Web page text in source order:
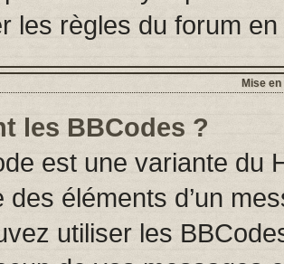
les règles du forum
Mise
les BBCodes ?
est une variante du
des éléments d’un
utiliser les